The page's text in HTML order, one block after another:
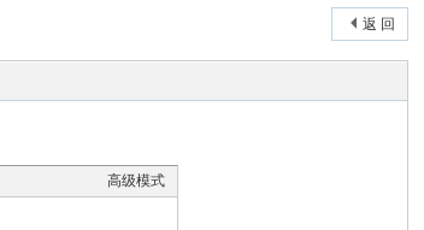
返 回
高级模式